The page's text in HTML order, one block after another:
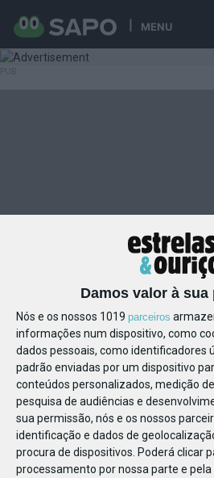
MENU
Damos valor à sua
Nós e os nossos 1019 parceiros
informações num dispositivo, como
dados pessoais, como identificadores
padrão enviadas por um dispositivo
conteúdos personalizados, medição
pesquisa de audiências e
sua permissão, nós e os nossos
identificação e dados de
procura de dispositivos. Poderá clicar
processamento por nossa parte e